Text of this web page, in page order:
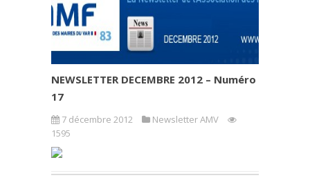
NEWSLETTER DECEMBRE 2012 – Numéro
17
7 décembre 2012
Newsletter AMV
1595